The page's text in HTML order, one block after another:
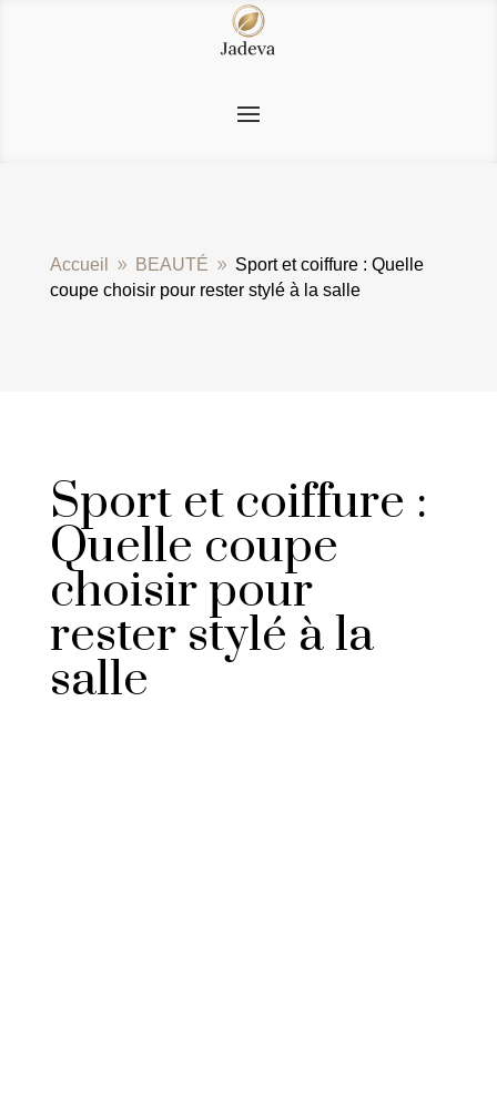
Accueil 9 BEAUTÉ 9 Sport et coiffure : Quelle
coupe choisir pour rester stylé à la salle
Sport et coiffure :
Quelle coupe
choisir pour
rester stylé à la
salle